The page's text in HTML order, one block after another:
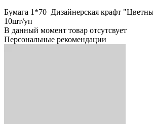
Бумага 1*70 Дизайнерская крафт
10шт/уп
В данный момент товар отсутсвует
Персональные рекомендации